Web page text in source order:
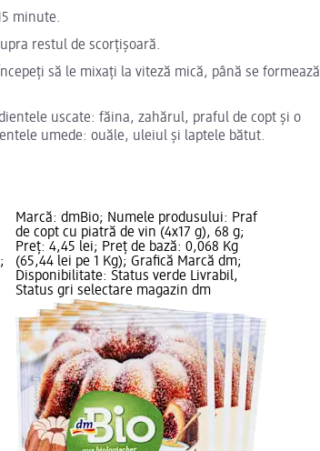
minute.
restul de scorțișoară.
să le mixați la viteză mică, până se formează
uscate: făina, zahărul, praful de copt și o
umede: ouăle, uleiul și laptele bătut.
Marcă: dmBio; Numele produsului: Praf
de copt cu piatră de vin (4x17 g), 68 g;
Preț: 4,45 lei; Preț de bază: 0,068 Kg
(65,44 lei pe 1 Kg); Grafică Marcă dm;
Disponibilitate: Status verde Livrabil,
Status gri selectare magazin dm